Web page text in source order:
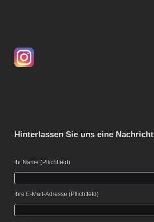
Hinterlassen Sie uns eine Nachricht
Bitte lasse dieses Feld leer.
Ihr Name (Pflichtfeld)
Bitte lasse dieses Feld leer.
Ihre E-Mail-Adresse (Pflichtfeld)